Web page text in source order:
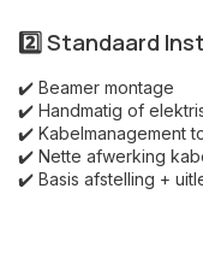
2️⃣ Standaard
✔️ Beamer montage
✔️ Handmatig of
✔️ Kabelmanagement
✔️ Nette afwerking
✔️ Basis afstelling +